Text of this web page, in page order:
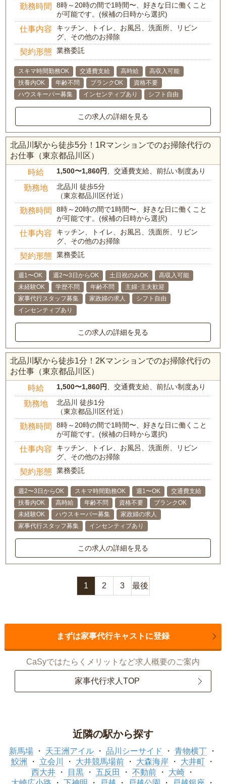
勤務時間
8時～20時の間で1時間〜、好きな日に働くこと
が可能です。(候補の日時から選択)
仕事内容
キッチン、トイレ、お風呂、洗面所、リビン
グ、その他のお掃除
契約形態 業務委託
スキマ時間勤務OK 交通費支給 高時給
高収入可能
扶養内OK
年齢不問 ブランクOK
資格不要
ハウスキーパー募集
インセンティブあり シフト自由
この求人の詳細を見る
北品川駅から徒歩5分！1Rマンションでのお掃除代行の
お仕事（東京都品川区）
時給 1,500〜1,860円 、交通費支給、前払い制度あり
勤務地
北品川 徒歩5分
（東京都品川区付近）
勤務時間
8時～20時の間で1時間〜、好きな日に働くこと
が可能です。(候補の日時から選択)
仕事内容
キッチン、トイレ、お風呂、洗面所、リビン
グ、その他のお掃除
契約形態 業務委託
週1〜OK 週2〜3日からOK 土日祝のみOK
高収入可能
未経験OK
学歴不問 年齢不問
主婦･主夫歓迎
家事代行スタッフ募集
家政婦の求人
シフト自由
インセンティブあり
この求人の詳細を見る
北品川駅から徒歩1分！2Kマンションでのお掃除代行の
お仕事（東京都品川区）
時給 1,500〜1,860円 、交通費支給、前払い制度あり
勤務地
北品川 徒歩1分
（東京都品川区付近）
勤務時間
8時～20時の間で1時間〜、好きな日に働くこと
が可能です。(候補の日時から選択)
仕事内容
キッチン、トイレ、お風呂、洗面所、リビン
グ、その他のお掃除
契約形態 業務委託
週2〜3日からOK スキマ時間勤務OK 週1〜OK
交通費支給
扶養内OK
高時給 年齢不問 資格不要
ブランクOK
未経験OK
ハウスキーパー募集
家政婦の求人
家事代行スタッフ募集
インセンティブあり
この求人の詳細を見る
1 2 3 最後
まずは家事代行キャストに登録
CaSyではたらくメリットなど求人概要のご案内
家事代行求人TOP
近隣の駅から探す
新馬場 天王洲アイル 品川シーサイド
青物横丁
鮫洲
立会川 大井競馬場前 大森海岸
大井町
西大井
目黒 五反田 不動前
大崎